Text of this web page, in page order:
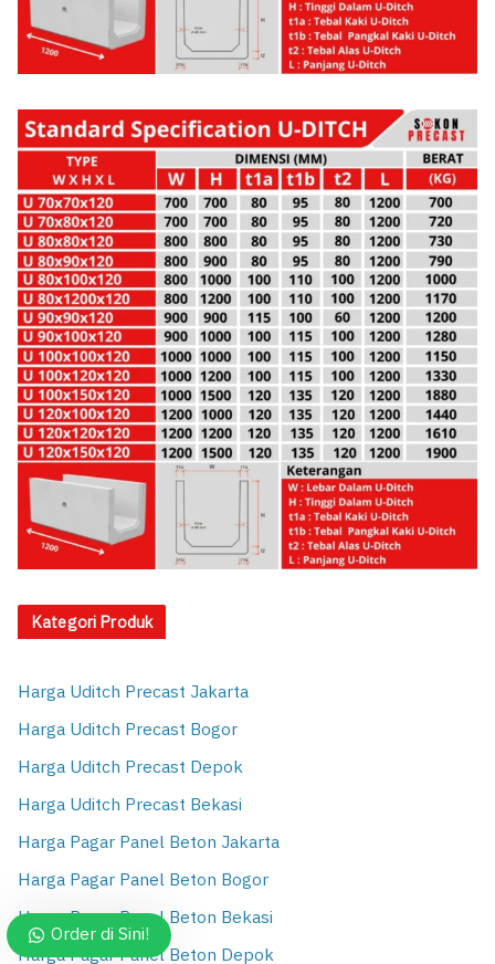
Kategori Produk
Harga Uditch Precast Jakarta
Harga Uditch Precast Bogor
Harga Uditch Precast Depok
Harga Uditch Precast Bekasi
Harga Pagar Panel Beton Jakarta
Harga Pagar Panel Beton Bogor
Harga Pagar Panel Beton Bekasi
Harga Pagar Panel Beton Depok
Order di Sini!